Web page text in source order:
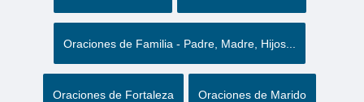
Oraciones de Familia - Padre, Madre, Hijos...
Oraciones de Fortaleza Oraciones de Marido